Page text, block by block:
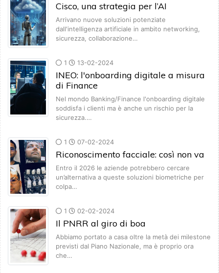
Cisco, una strategia per l’AI
Arrivano nuove soluzioni potenziate
dall'intelligenza artificiale in ambito networking,
sicurezza, collaborazione…
1 13-02-2024
INEO: l'onboarding digitale a misura
di Finance
Nel mondo Banking/Finance l'onboarding digitale
soddisfa i clienti ma è anche un rischio per la
sicurezza.…
1 07-02-2024
Riconoscimento facciale: così non va
Entro il 2026 le aziende potrebbero cercare
un’alternativa a queste soluzioni biometriche per
colpa…
1 02-02-2024
Il PNRR al giro di boa
Abbiamo portato a casa oltre la metà dei milestone
previsti dal Piano Nazionale, ma è proprio ora
che…